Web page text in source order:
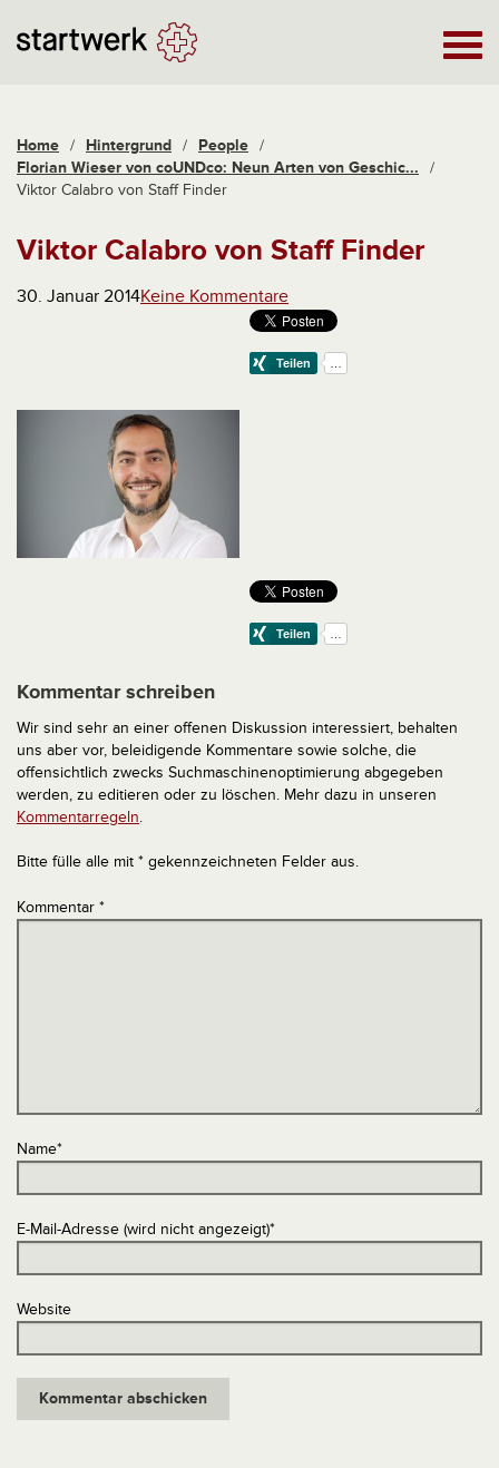
Home / Hintergrund / People /
Florian Wieser von coUNDco: Neun Arten von Geschic...
/
Viktor Calabro von Staff Finder
Viktor Calabro von Staff Finder
30. Januar 2014Keine Kommentare
Kommentar schreiben
Wir sind sehr an einer offenen Diskussion interessiert, behalten
uns aber vor, beleidigende Kommentare sowie solche, die
offensichtlich zwecks Suchmaschinenoptimierung abgegeben
werden, zu editieren oder zu löschen. Mehr dazu in unseren
Kommentarregeln.
Bitte fülle alle mit * gekennzeichneten Felder aus.
Kommentar *
Name*
E-Mail-Adresse (wird nicht angezeigt)*
Website